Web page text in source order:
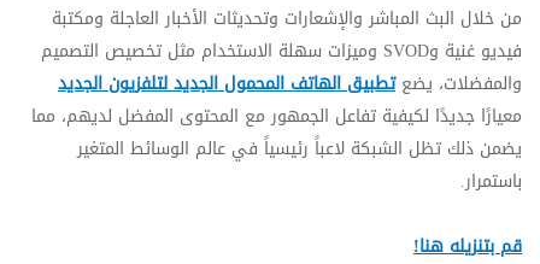
من خلال البث المباشر والإشعارات وتحديثات الأخبار العاجلة ومكتبة
فيديو غنية وSVOD وميزات سهلة الاستخدام مثل تخصيص التصميم
والمفضلات، يضعتطبيق الهاتف المحمول الجديد لتلفزيون الجديد
معيارًا جديدًا لكيفية تفاعل الجمهور مع المحتوى المفضل لديهم، مما
يضمن ذلك تظل الشبكة لاعباً رئيسياً في عالم الوسائط المتغير
باستمرار.
قم بتنزيله هنا!